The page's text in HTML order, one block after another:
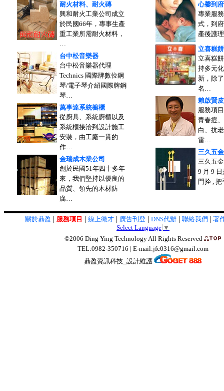
耐火材料、耐火磚
興和耐火工業公司成立
於民國66年，專事生產
重工業所需耐火材料，
…
台中松音樂器
台中松音樂器代理
Technics 國際牌數位鋼
琴/電子琴介紹國際牌鋼
琴…
萬事達系統櫥櫃
從廚具、系統廚櫃以及
系統櫃接洽到設計施工
安裝，由工廠一貫的
作…
金瑞成木業公司
創於民國51年四十多年
來，我們堅持以優良的
品質、領先的木材防
腐…
心馨到
專業服
式，到
產後護
立喜糕
立喜糕
持多元
新，除
名…
賴啟賢
服務項
青春痘
白、抗
雷…
三久五金
三久五
9 月 9
門拴 ,
關於鼎盈 | 服務項目 | 線上徵才 | 廣告刊登 | DNS代辦 | 聯絡我們 | 著
Select Language ▼
©2006 Ding Ying Technology All Rights Reserved
TEL:0982-350716 | E-mail:jfc0316@gmail.com
鼎盈資訊科技_設計維護